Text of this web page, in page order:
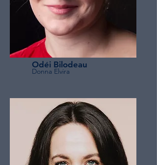
Odéi Bilodeau
Donna Elvira